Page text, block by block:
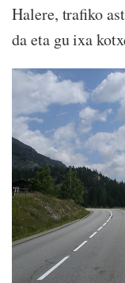
Halere, trafiko
da eta gu ixa